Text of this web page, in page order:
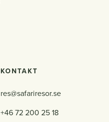
KONTAKT
res@safariresor.se
+46 72 200 25 18